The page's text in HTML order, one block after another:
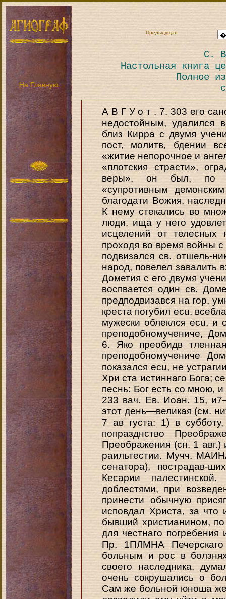
На Главную
Предыдущая
С.
Настольная книга
Полное
А В Г У о т . 7. 303 его
недостойным,
близ Кирра с двумя
пост, молитв, бдении
«житие непорочное и
«плотския страсти»,
веры», он был, по
«супротивным
благодати Вожия,
К нему стекались во
люди, ища у него
исцелений от телесных
проходя во время войны
подвизался св. отшель-
народ, повелел завалить
Дометия с его двумя
воспвается один св.
предподвизався на гор,
креста погубил ecu,
мужески облеклся ecu, и
преподобномучениче,
6. Яко преобидв
преподобномучениче
показался ecu, не
Хри ста истиннаго Бога;
песнь: Бог есть со мною,
233 вач. Ев. Иоан. 15,
этот день—великая (см.
7 ав густа: 1) в
попразднство
Преображения (сн. 1
раильтестии. Мучч.
сенатора), пострадав-
Кесарии
доблестями, при
принести обычную
исповдал Христа, за что
бывший христианином,
для честнаго
Пр. 1ПЛМНА Печерскаго
больным и рос в
своего наследника,
очень сокрушались о
Сам же больной юноша